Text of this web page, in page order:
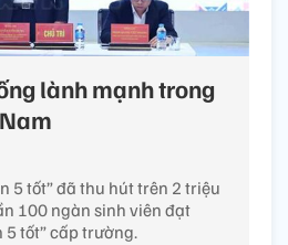
lành mạnh trong
5 tốt” đã thu hút trên 2 triệu
100 ngàn sinh viên đạt
5 tốt” cấp trường.